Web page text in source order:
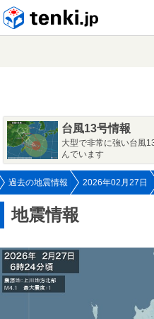
台風13号情報
大型で非常に強い台風
んでいます
過去の地震情報 2026年02月27日
地震情報